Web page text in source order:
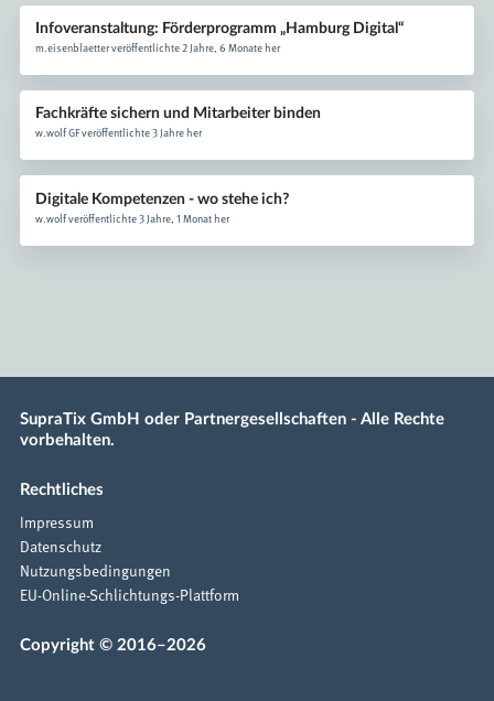
Infoveranstaltung: Förderprogramm „Hamburg Digital“
m.eisenblaetter veröffentlichte 2 Jahre, 6 Monate her
Fachkräfte sichern und Mitarbeiter binden
w.wolf GF veröffentlichte 3 Jahre her
Digitale Kompetenzen - wo stehe ich?
w.wolf veröffentlichte 3 Jahre, 1 Monat her
SupraTix GmbH oder Partnergesellschaften - Alle Rechte
vorbehalten.
Rechtliches
Impressum
Datenschutz
Nutzungsbedingungen
EU-Online-Schlichtungs-Plattform
Copyright © 2016–2026